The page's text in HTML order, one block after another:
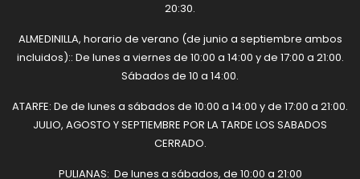
20:30.
ALMEDINILLA, horario de verano (de junio a septiembre ambos
incluidos):: De lunes a viernes de 10:00 a 14:00 y de 17:00 a 21:00.
Sábados de 10 a 14:00.
ATARFE: De de lunes a sábados de 10:00 a 14:00 y de 17:00 a 21:00.
JULIO, AGOSTO Y SEPTIEMBRE POR LA TARDE LOS SABADOS
CERRADO.
PULIANAS: De lunes a sábados, de 10:00 a 21:00